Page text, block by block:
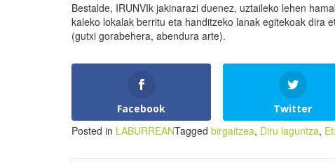
Bestalde, IRUNVIk jakinarazi duenez, uztaileko lehen
kaleko lokalak berritu eta handitzeko lanak egitekoak dira
(gutxi gorabehera, abendura arte).
Facebook Twitter
Posted in LABURREANTagged birgaitzea, Diru laguntza,